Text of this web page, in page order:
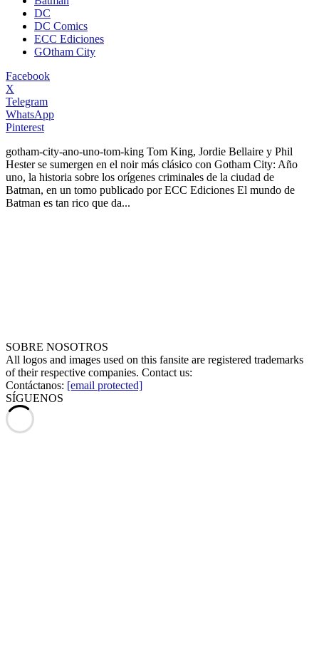
DC
DC Comics
ECC Ediciones
GOtham City
Facebook
X
Telegram
WhatsApp
Pinterest
gotham-city-ano-uno-tom-king Tom King, Jordie Bellaire y Phil
Hester se sumergen en el noir más clásico con Gotham City: Año
uno, la historia sobre los orígenes criminales de la ciudad de
Batman, en un tomo publicado por ECC Ediciones El mundo de
Batman es tan rico que da...
SOBRE NOSOTROS
All logos and images used on this fansite are registered trademarks
of their respective companies. Contact us:
Contáctanos: [email protected]
SÍGUENOS